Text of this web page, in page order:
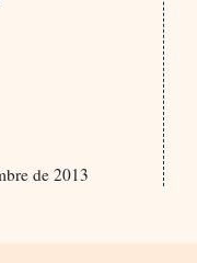
de 2013